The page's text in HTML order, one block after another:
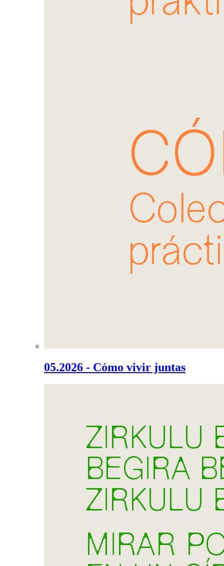
05.2026 - Cómo vivir juntas